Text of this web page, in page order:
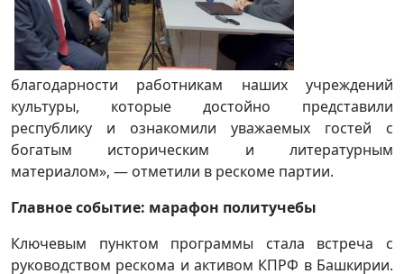
благодарности работникам наших учреждений
культуры, которые достойно представили
республику и ознакомили уважаемых гостей с
богатым историческим и литературным
материалом», — отметили в рескоме партии.
Главное событие: марафон политучебы
Ключевым пунктом программы стала встреча с
руководством рескома и активом КПРФ в Башкирии.